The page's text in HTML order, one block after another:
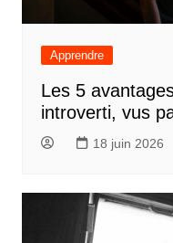
Apprendre
Les 5
introverti, vus
18 juin 2026